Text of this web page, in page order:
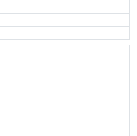
名不分先后）